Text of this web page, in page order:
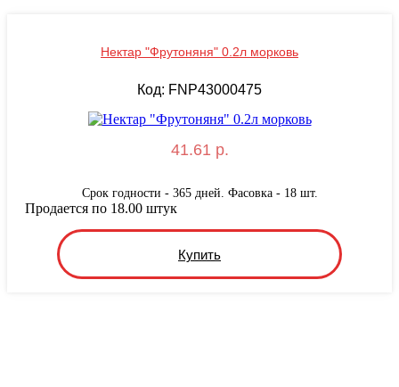
Нектар "Фрутоняня" 0.2л морковь
Код: FNP43000475
41.61 р.
Срок годности - 365 дней. Фасовка - 18 шт.
Купить
Продается по 18.00 штук